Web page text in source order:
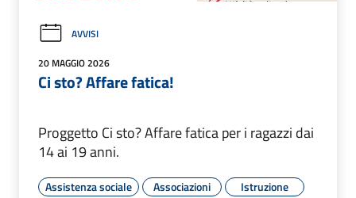
AVVISI
20 MAGGIO 2026
Ci sto? Affare fatica!
Proggetto Ci sto? Affare fatica per i ragazzi dai
14 ai 19 anni.
Assistenza sociale Associazioni
Istruzione